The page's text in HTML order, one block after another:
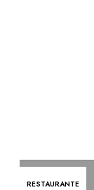
RESTAURANTE